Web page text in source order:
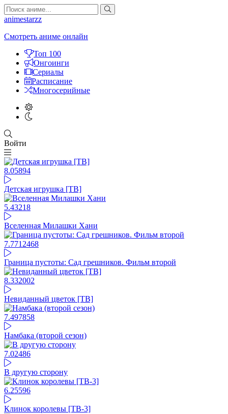
animestarzz
Смотреть аниме онлайн
Топ 100
Онгоинги
Сериалы
Расписание
Многосерийные
Войти
8.05894
Детская игрушка [ТВ]
5.43218
Вселенная Милашки Хани
7.7712468
Граница пустоты: Сад грешников. Фильм второй
8.332002
Невиданный цветок [ТВ]
7.497858
Намбака (второй сезон)
7.02486
В другую сторону
6.25596
Клинок королевы [ТВ-3]